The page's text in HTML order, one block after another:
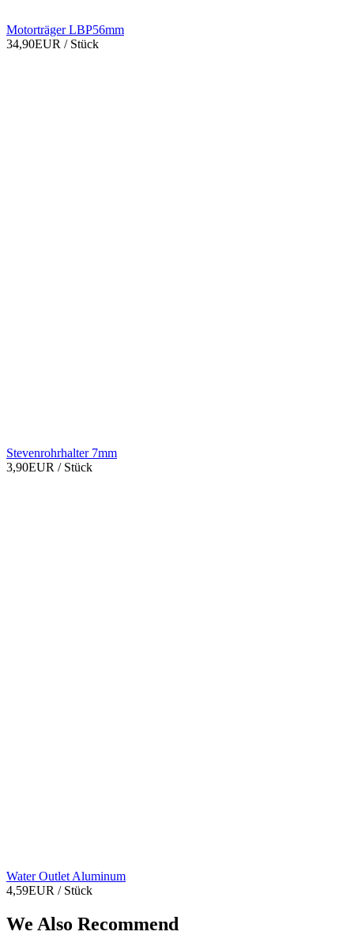
Motorträger LBP56mm
34,90EUR / Stück
Stevenrohrhalter 7mm
3,90EUR / Stück
Water Outlet Aluminum
4,59EUR / Stück
We Also Recommend